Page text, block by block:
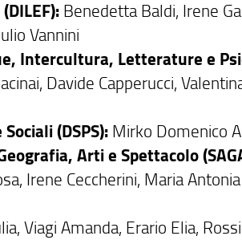
Benedetta Baldi, Irene
Vannini
Intercultura, Letterature e
Davide Capperucci,
(DSPS): Mirko Domenico
Arti e Spettacolo
Irene Ceccherini, Maria
Viagi Amanda, Erario Elia,